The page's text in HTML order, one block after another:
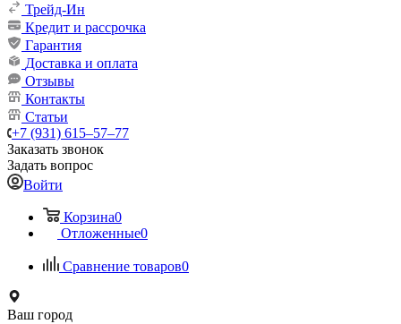
Трейд-Ин
Кредит и рассрочка
Гарантия
Доставка и оплата
Отзывы
Контакты
Статьи
+7 (931) 615‒57‒77
Заказать звонок
Задать вопрос
Войти
Корзина0
Отложенные0
Сравнение товаров0
Ваш город